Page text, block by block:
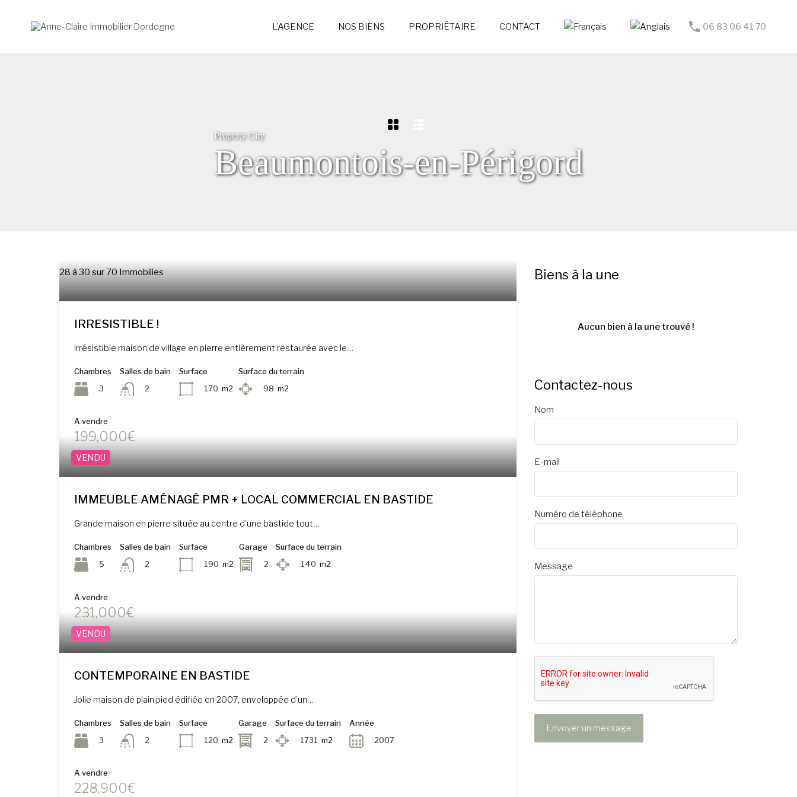
L’AGENCE NOS BIENS PROPRIÉTAIRE CONTACT 06 83 06 41 70
Property City
Beaumontois-en-Périgord
28à30sur70Immobilies
IRRESISTIBLE !
Irrésistible maison de village en pierre entièrement restaurée avec le…
Chambres
3
Salles de bain
2
Surface
170 m2
Surface du terrain
98 m2
A vendre
199,000€
VENDU
IMMEUBLE AMÉNAGÉ PMR + LOCAL COMMERCIAL EN BASTIDE
Grande maison en pierre située au centre d’une bastide tout…
Chambres
5
Salles de bain
2
Surface
190 m2
Garage
2
Surface du terrain
140 m2
A vendre
231,000€
VENDU
CONTEMPORAINE EN BASTIDE
Jolie maison de plain pied édifiée en 2007, enveloppée d’un…
Chambres
3
Salles de bain
2
Surface
120 m2
Garage
2
Surface du terrain
1731 m2
Année
2007
A vendre
228,900€
Biens à la une
Aucun bien à la une trouvé !
Contactez-nous
Nom
E-mail
Numéro de téléphone
Message